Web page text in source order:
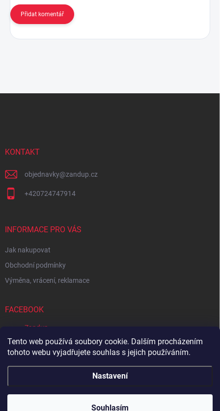
Tento web používá soubory cookie. Dalším procházením
tohoto webu vyjadřujete souhlas s jejich používáním.
Nastavení
Souhlasím
Přidat komentář
KONTAKT
objednavky@zandup.cz
+420724747914
INFORMACE PRO VÁS
Jak nakupovat
Obchodní podmínky
Výměna, vrácení, reklamace
FACEBOOK
Zandup
Zboží.cz Heureka.cz Sedupa Nejlepší seno.cz
Zandup . Všechna práva vyhrazena.